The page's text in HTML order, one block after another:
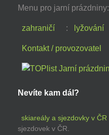
Menu pro jarní prázdniny:
zahraničí : lyžování
Kontakt / provozovatel
Nevíte kam dál?
skiareály a sjezdovky v ČR
sjezdovek v ČR.